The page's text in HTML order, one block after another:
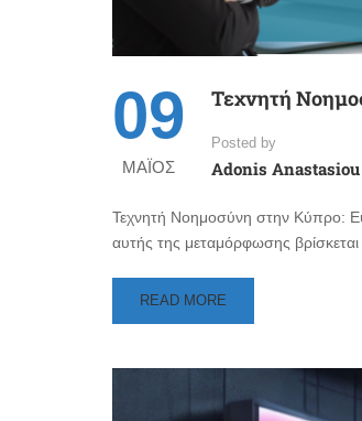
09
ΜΆΙΟΣ
Τεχνητή
Posted by
Adonis Anastasiou
Τεχνητή Νοημοσύνη στην Κύπρο:
αυτής της μεταμόρφωσης βρίσκεται
READ
MORE
ΤΕΧΝΗΤΉ
READ MORE